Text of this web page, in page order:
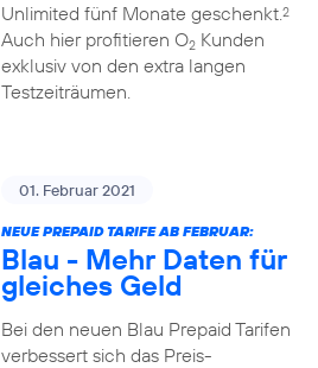
Unlimited fünf Monate geschenkt.2
Auch hier profitieren O2Kunden
exklusiv von den extra langen
Testzeiträumen.
01. Februar 2021
NEUE PREPAID TARIFE AB FEBRUAR:
Blau - Mehr Daten für
gleiches Geld
Bei den neuen Blau Prepaid Tarifen
verbessert sich das Preis-